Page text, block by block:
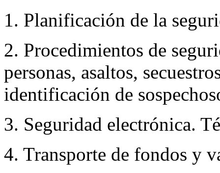
1. Planificación de la
2. Procedimientos de
personas, asaltos,
identificación de
3. Seguridad electrónica.
4. Transporte de fondos y